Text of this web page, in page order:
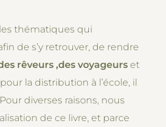
thématiques qui
de s’y retrouver, de rendre
rêveurs ,des voyageurs et
la distribution à l’école, il
diverses raisons, nous
de ce livre, et parce